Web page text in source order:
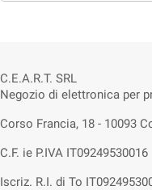
C.E.A.R.T. SRL
Negozio di elettronica per
Corso Francia, 18 - 10093
C.F. ie P.IVA IT09249530016
Iscriz. R.I. di To